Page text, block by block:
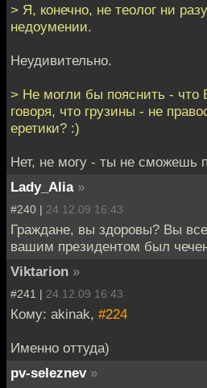
> Я, конечно, не теолог ни
недоумении.
Неудивительно.
> Не могли бы пояснить - что
говоря, что грузины - не
еретики? :)
Нет, не могу - ты не сможешь
Lady_Alia »
#240 | 24.12.09 16:43
Граждане, вы здоровы? Вы
вашим президентом был
Viktarion »
#241 | 24.12.09 16:43
Кому: akinak, #224
Именно оттуда)
pv-seleznev »